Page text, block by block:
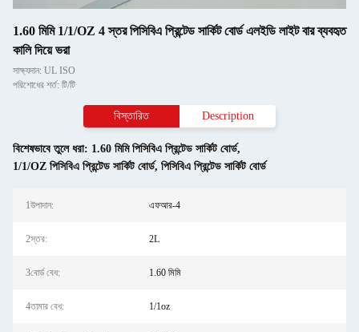
1.60 মিমি 1/1/OZ 4 স্তর পিসিবিএ প্রিন্টেড সার্কিট বোর্ড এলইডি লাইট বার ব্যবহৃত
কালি দিয়ে ভরা
সাক্ষ্যদান: UL ISO
পরিশোধের শর্ত: টি/টি
বিস্তারিত Description
বিশেষভাবে তুলে ধরা: 1.60 মিমি পিসিবিএ প্রিন্টেড সার্কিট বোর্ড,
1/1/OZ পিসিবিএ প্রিন্টেড সার্কিট বোর্ড, পিসিবিএ প্রিন্টেড সার্কিট বোর্ড
1উপাদান: এফআর-4
2স্তর: 2L
3বোর্ড বেধ: 1.60 মিমি
4তামার বেধ: 1/1oz